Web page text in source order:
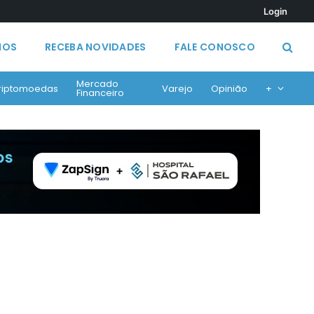
Login
RECEBA NOVIDADES FALE CONOSCO
Mercado
Financeiro Varejo Opinião +